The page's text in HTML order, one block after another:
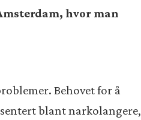
hvor man
Behovet for å
blant narkolangere,